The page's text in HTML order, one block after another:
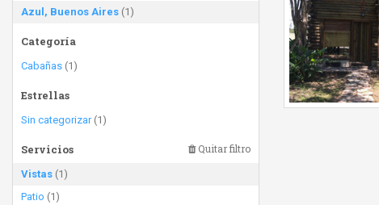
Azul, Buenos Aires (1)
Categoría
Cabañas (1)
Estrellas
Sin categorizar(1)
Servicios Quitar filtro
Vistas (1)
Patio (1)